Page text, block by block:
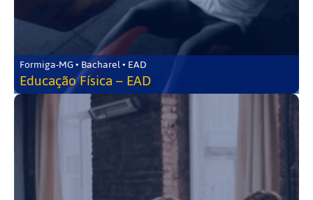
Formiga-MG • Bacharel • EAD
Educação Física – EAD